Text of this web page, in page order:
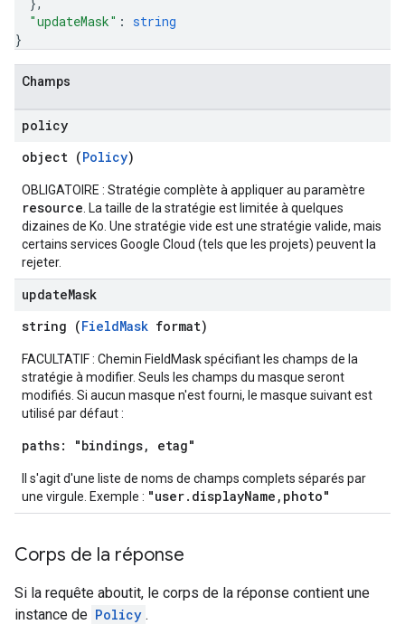
"updateMask" : string
}
Champs
policy
object (Policy)
OBLIGATOIRE : Stratégie complète à appliquer au paramètre
resource . La taille de la stratégie est limitée à quelques
dizaines de Ko. Une stratégie vide est une stratégie valide, mais
certains services Google Cloud (tels que les projets) peuvent la
rejeter.
updateMask
string (FieldMask format)
FACULTATIF : Chemin FieldMask spécifiant les champs de la
stratégie à modifier. Seuls les champs du masque seront
modifiés. Si aucun masque n'est fourni, le masque suivant est
utilisé par défaut :
paths: "bindings, etag"
Il s'agit d'une liste de noms de champs complets séparés par
une virgule. Exemple : "user.displayName,photo"
Corps de la réponse
Si la requête aboutit, le corps de la réponse contient une
instance de Policy .